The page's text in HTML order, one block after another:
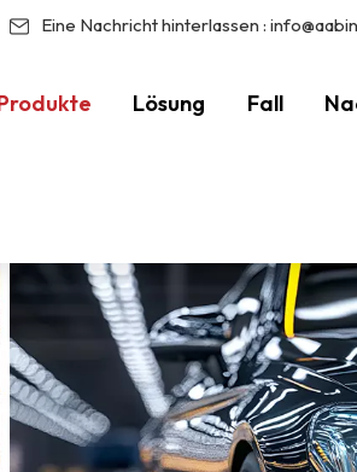
Eine Nachricht hinterlassen :
Lösung Fall